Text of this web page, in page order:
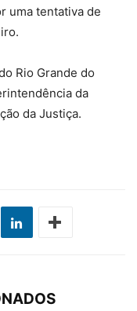
uma tentativa de
Rio Grande do
da
da Justiça.